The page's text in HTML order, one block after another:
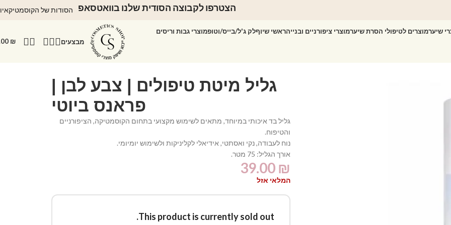
הצטרפו לקבוצה הסודית שלנו בוואטסאפ הסודות של
שיערמוצרים לטיפולי הסרת שיערמוצרי ציפורניים ובנייהראשי שיוףלק ג'ל/בייס/וטופמוצרי גבות וריסים
מבצעים ₪
ביוטי
גליל מיטת טיפולים | צבע לבן |
פראנס ביוטי
גליל בד איכותי במיוחד, מתאים לשימוש מקצועי בתחום הקוסמטיקה, הציפורניים
והטיפוח.
נוח לעבודה, נקי ואסתטי, אידיאלי לקליניקות ולשימוש יומיומי.
אורך הגליל: 75 מטר.
39.00 ₪
המלאי אזל
This product is currently sold out.